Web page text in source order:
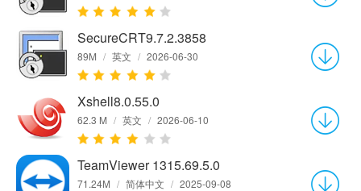
SecureCRT9.7.2.3858
89M / 英文 / 2026-06-30
Xshell8.0.55.0
62.3 M / 英文 / 2026-06-10
TeamViewer 1315.69.5.0
71.24M / 简体中文 / 2025-09-08